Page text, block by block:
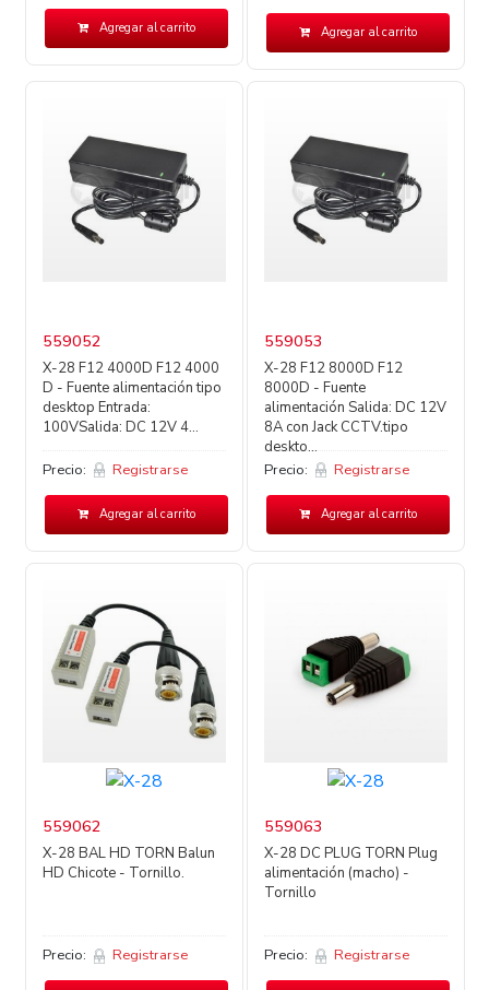
Agregar al carrito Agregar al carrito
559052
X-28 F12 4000D F12 4000
D - Fuente alimentación tipo
desktop Entrada:
100VSalida: DC 12V 4...
Precio: Registrarse
Agregar al carrito
559053
X-28 F12 8000D F12
8000D - Fuente
alimentación Salida: DC 12V
8A con Jack CCTV.tipo
deskto...
Precio:
Registrarse
Agregar al carrito
559062
X-28 BAL HD TORN Balun
HD Chicote - Tornillo.
Precio: Registrarse
559063
X-28 DC PLUG TORN Plug
alimentación (macho) -
Tornillo
Precio: Registrarse